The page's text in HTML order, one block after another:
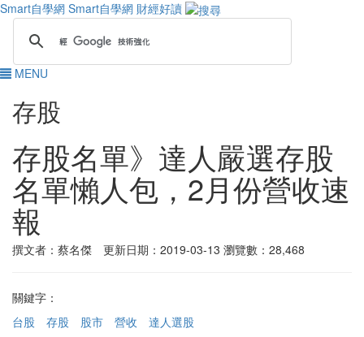
Smart自學網 Smart自學網 財經好讀
MENU
存股
存股名單》達人嚴選存股
名單懶人包，2月份營收速
報
撰文者：蔡名傑 更新日期：2019-03-13 瀏覽數：28,468
關鍵字：
台股
存股 股市 營收
達人選股